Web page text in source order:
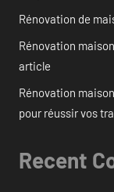
Rénovation de
Rénovation
article
Rénovation
pour réussir vos
Recent